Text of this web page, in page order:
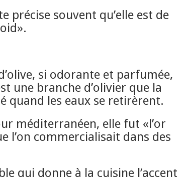
précise souvent qu’elle est de
si odorante et parfumée,
une branche d’olivier que la
quand les eaux se retirèrent.
méditerranéen, elle fut «l’or
l’on commercialisait dans des
qui donne à la cuisine l’accent